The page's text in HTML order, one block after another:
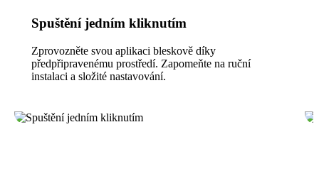
Spuštění jedním kliknutím
Zprovozněte svou aplikaci bleskově díky
předpřipravenému prostředí. Zapomeňte na ruční
instalaci a složité nastavování.